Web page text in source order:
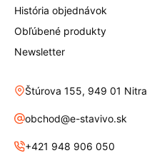
História objednávok
Obľúbené produkty
Newsletter
Štúrova 155, 949 01 Nitra
obchod@e-stavivo.sk
+421 948 906 050